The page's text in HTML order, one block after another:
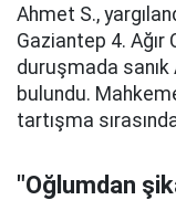
Ahmet S.,
Gaziantep 4.
duruşmada sanık
bulundu.
tartışma
"Oğlumdan